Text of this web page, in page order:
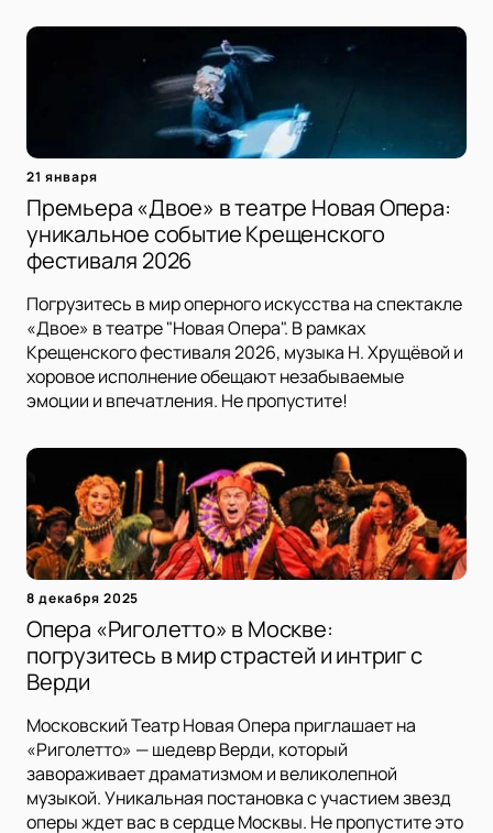
21 января
Премьера «Двое» в театре Новая Опера:
уникальное событие Крещенского
фестиваля 2026
Погрузитесь в мир оперного искусства на спектакле
«Двое» в театре "Новая Опера". В рамках
Крещенского фестиваля 2026, музыка Н. Хрущёвой и
хоровое исполнение обещают незабываемые
эмоции и впечатления. Не пропустите!
8 декабря 2025
Опера «Риголетто» в Москве:
погрузитесь в мир страстей и интриг с
Верди
Московский Театр Новая Опера приглашает на
«Риголетто» — шедевр Верди, который
завораживает драматизмом и великолепной
музыкой. Уникальная постановка с участием звезд
оперы ждет вас в сердце Москвы. Не пропустите это